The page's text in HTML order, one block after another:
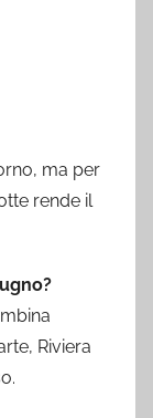
ma per
rende il
Riviera